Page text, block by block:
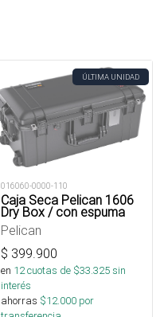
ÚLTIMA UNIDAD
016060-0000-110
Caja Seca Pelican 1606
Dry Box / con espuma
Pelican
$ 399.900
en 12cuotas de $33.325sin
interés
ahorras $12.000 por